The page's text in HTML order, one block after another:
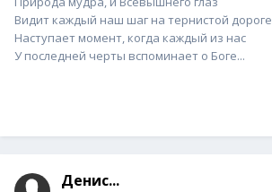
Видит каждый наш шаг на тернистой дороге
Наступает момент, когда каждый из нас
У последней черты вспоминает о Боге...
Денис...